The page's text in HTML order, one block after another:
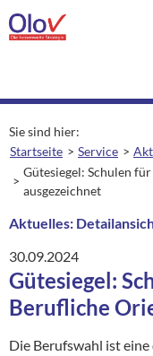
Zum Inhalt springen
Menü
Sie sind hier:
Startseite
Service
Gütesiegel: Schulen
ausgezeichnet
Aktuelles:
30.09.2024
Gütesiegel:
Berufliche
Die Berufswahl ist eine